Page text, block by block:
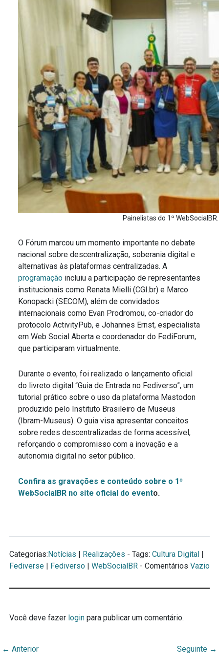
Painelistas do 1º
O Fórum marcou um momento importante no debate
nacional sobre descentralização, soberania digital e
alternativas às plataformas centralizadas. A
programação incluiu a participação de representantes
institucionais como Renata Mielli (CGI.br) e Marco
Konopacki (SECOM), além de convidados
internacionais como Evan Prodromou, co-criador do
protocolo ActivityPub, e Johannes Ernst, especialista
em Web Social Aberta e coordenador do FediForum,
que participaram virtualmente.
Durante o evento, foi realizado o lançamento oficial
do livreto digital “Guia de Entrada no Fediverso”, um
tutorial prático sobre o uso da plataforma Mastodon
produzido pelo Instituto Brasileiro de Museus
(Ibram-Museus). O guia visa apresentar conceitos
sobre redes descentralizadas de forma acessível,
reforçando o compromisso com a inovação e a
autonomia digital no setor público.
Confira as gravações e conteúdo sobre o 1º
WebSocialBR no site oficial do evento.
Categorias: Notícias Realizações - Tags: Cultura Digital
Fediverse
Fediverso WebSocialBR- Comentários Vazio
Você deve fazer loginpara publicar um comentário.
← Anterior Seguinte →